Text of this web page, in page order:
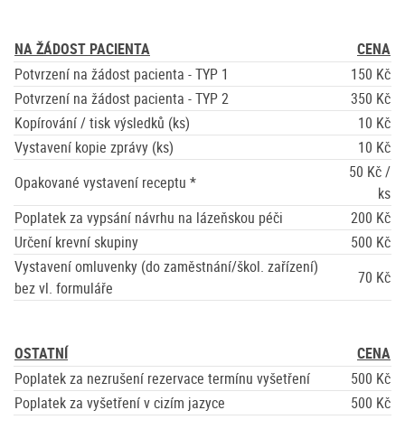
NA ŽÁDOST PACIENTA
CENA
Potvrzení na žádost pacienta - TYP 1
150 Kč
Potvrzení na žádost pacienta - TYP 2
350 Kč
Kopírování / tisk výsledků (ks)
10 Kč
Vystavení kopie zprávy (ks)
10 Kč
Opakované vystavení receptu *
50 Kč /
ks
Poplatek za vypsání návrhu na lázeňskou péči
200 Kč
Určení krevní skupiny
500 Kč
Vystavení omluvenky (do zaměstnání/škol. zařízení)
bez vl. formuláře
70 Kč
OSTATNÍ
CENA
Poplatek za nezrušení rezervace termínu vyšetření
500 Kč
Poplatek za vyšetření v cizím jazyce
500 Kč